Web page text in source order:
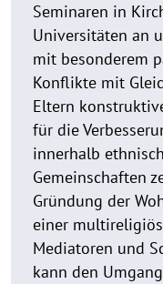
Seminaren in
Universitäten an
mit besonderem
Konflikte mit
Eltern
für die
innerhalb
Gemeinschaften
Gründung der
einer
Mediatoren und
kann den